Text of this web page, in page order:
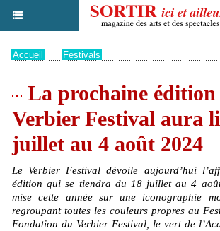
Accueil Festivals
La prochaine édition
Verbier Festival aura
juillet au 4 août 2024
Le Verbier Festival dévoile aujourd’hui
édition qui se tiendra du 18 juillet au 4
mise cette année sur une iconographie
regroupant toutes les couleurs propres au
Fondation du Verbier Festival, le vert de